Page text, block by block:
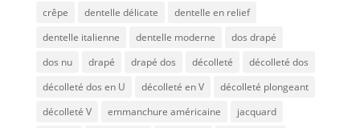
crêpe
dentelle délicate
dentelle en relief
dentelle italienne
dentelle moderne
dos drapé
dos nu
drapé drapé dos décolleté
décolleté dos
décolleté dos en U
décolleté en V
décolleté plongeant
décolleté V
emmanchure américaine
jacquard